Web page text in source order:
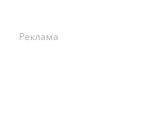
Реклама